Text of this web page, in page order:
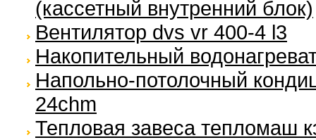
(кассетный внутренний блок)
Вентилятор dvs vr 400-4 l3
Накопительный
Напольно-потолочный
24chm
Тепловая завеса тепломаш